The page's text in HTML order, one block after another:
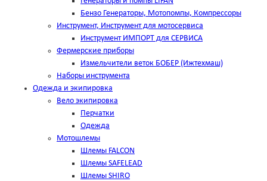
Бензо Генераторы, Мотопомпы, Компрессоры
Инструмент, Инструмент для мотосервиса
Инструмент ИМПОРТ для СЕРВИСА
Фермерские приборы
Измельчители веток БОБЕР (Ижтехмаш)
Наборы инструмента
Одежда и экипировка
Вело экипировка
Перчатки
Одежда
Мотошлемы
Шлемы FALCON
Шлемы SAFELEAD
Шлемы SHIRO